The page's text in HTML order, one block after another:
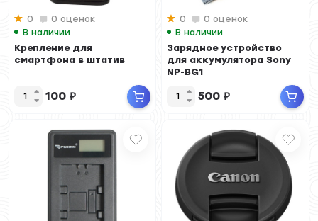
0
0 оценок
В наличии
Крепление для
смартфона в штатив
100 ₽
0
0 оценок
В наличии
Зарядное устройство
для аккумулятора Sony
NP-BG1
500 ₽